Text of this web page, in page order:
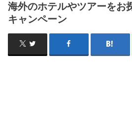
海外のホテルやツアーをお
キャンペーン